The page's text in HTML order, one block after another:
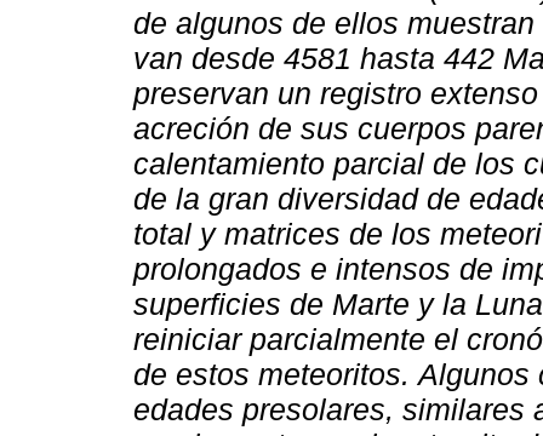
de algunos de ellos
van desde 4581 hasta 442
preservan un registro
acreción de sus cuerpos
calentamiento parcial de los
de la gran diversidad de
total y matrices de los
prolongados e intensos de
superficies de Marte y la
reiniciar parcialmente el
de estos meteoritos. Algunos
edades presolares, similares